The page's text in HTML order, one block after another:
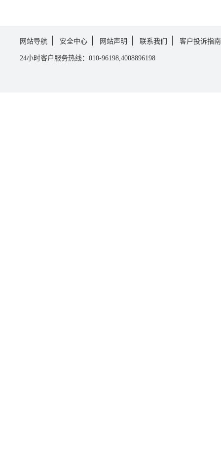
网站导航 安全中心 网站声明 联系我们 客户投诉指南
24小时客户服务热线：010-96198,4008896198